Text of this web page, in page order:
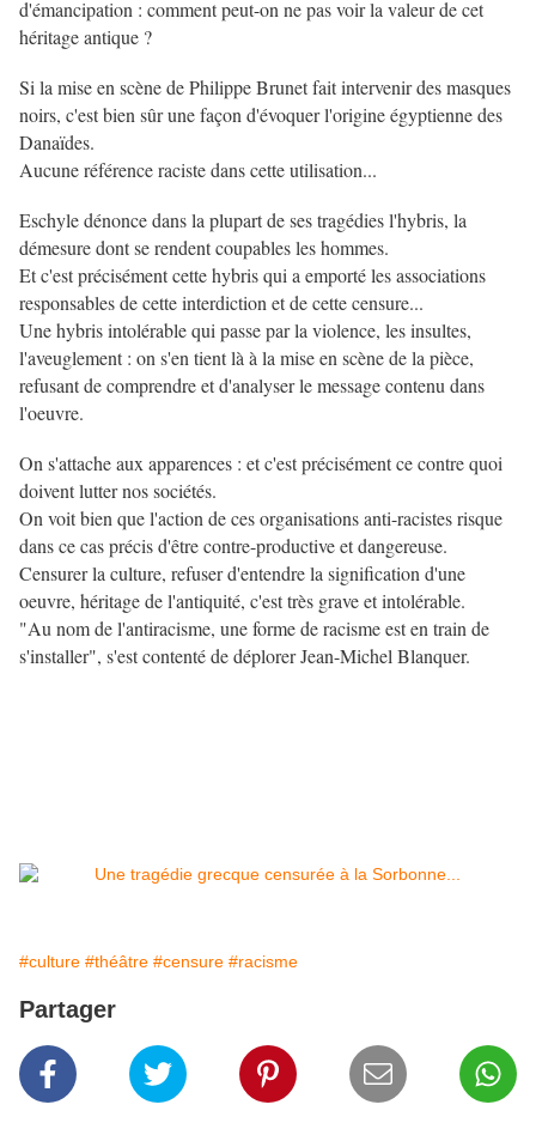
d'émancipation : comment peut-on ne pas voir la valeur de cet
héritage antique ?
Si la mise en scène de Philippe Brunet fait intervenir des masques
noirs, c'est bien sûr une façon d'évoquer l'origine égyptienne des
Danaïdes.
Aucune référence raciste dans cette utilisation...
Eschyle dénonce dans la plupart de ses tragédies l'hybris, la
démesure dont se rendent coupables les hommes.
Et c'est précisément cette hybris qui a emporté les associations
responsables de cette interdiction et de cette censure...
Une hybris intolérable qui passe par la violence, les insultes,
l'aveuglement : on s'en tient là à la mise en scène de la pièce,
refusant de comprendre et d'analyser le message contenu dans
l'oeuvre.
On s'attache aux apparences : et c'est précisément ce contre quoi
doivent lutter nos sociétés.
On voit bien que l'action de ces organisations anti-racistes risque
dans ce cas précis d'être contre-productive et dangereuse.
Censurer la culture, refuser d'entendre la signification d'une
oeuvre, héritage de l'antiquité, c'est très grave et intolérable.
"Au nom de l'antiracisme, une forme de racisme est en train de
s'installer", s'est contenté de déplorer Jean-Michel Blanquer.
#culture #théâtre #censure #racisme
Partager